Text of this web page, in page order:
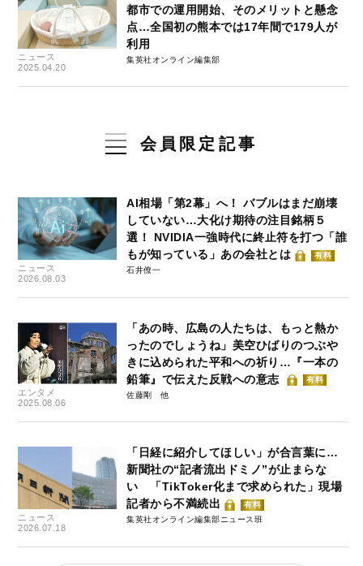
ニュース
2025.04.20
都市での運用開始、そのメリットと懸念
点…全国初の熊本では17年間で179人が
利用
集英社オンライン編集部
会員限定記事
ニュース
2026.08.03
AI相場「第2幕」へ！ バブルはまだ崩壊
していない…大化け期待の注目銘柄５
選！ NVIDIA一強時代に終止符を打つ「誰
もが知っている」あの会社とは
有料
石井僚一
エンタメ
2025.08.06
「あの時、広島の人たちは、もっと熱か
ったのでしょうね」美空ひばりのつぶや
きに込められた平和への祈り…『一本の
鉛筆』で伝えた反戦への意志
有料
佐藤剛
ニュース
2026.07.18
「日経に紹介してほしい」が合言葉に…
新聞社の“記者流出ドミノ”が止まらな
い 「TikToker化まで求められた」現場
記者から不満続出
有料
集英社オンライン編集部ニュース班